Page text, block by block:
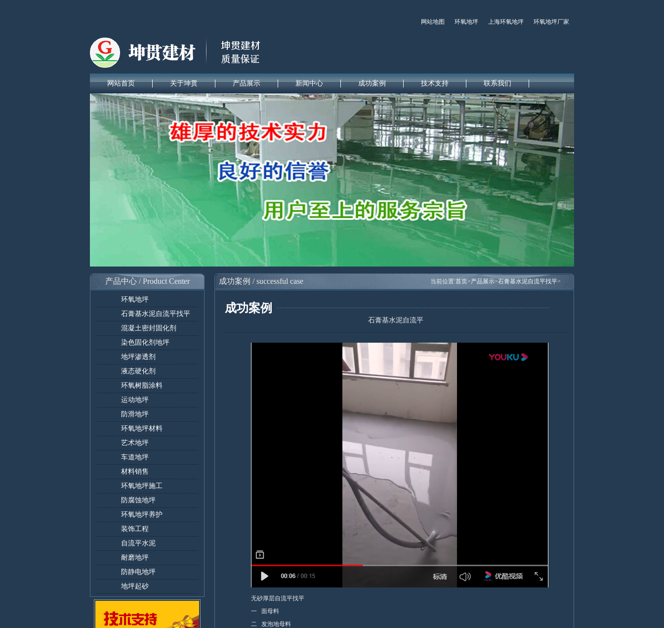
网站地图 环氧地坪 上海环氧地坪 环氧地坪厂家
网站首页 关于坤贯 产品展示 新闻中心 成功案例 技术支持 联系我们
产品中心 / Product Center
环氧地坪
石膏基水泥自流平找平
混凝土密封固化剂
染色固化剂地坪
地坪渗透剂
液态硬化剂
环氧树脂涂料
运动地坪
防滑地坪
环氧地坪材料
艺术地坪
车道地坪
材料销售
环氧地坪施工
防腐蚀地坪
环氧地坪养护
装饰工程
自流平水泥
耐磨地坪
防静电地坪
地坪起砂
成功案例 / successful case 当前位置:首页>产品展示>石膏基水泥自流平找平>
成功案例
石膏基水泥自流平
无砂厚层自流平找平
一 面母料
二 发泡地母料